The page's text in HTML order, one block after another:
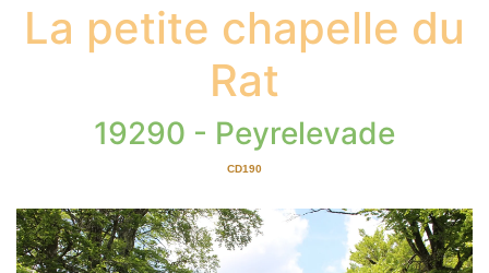
La petite chapelle du
Rat
19290 - Peyrelevade
CD190